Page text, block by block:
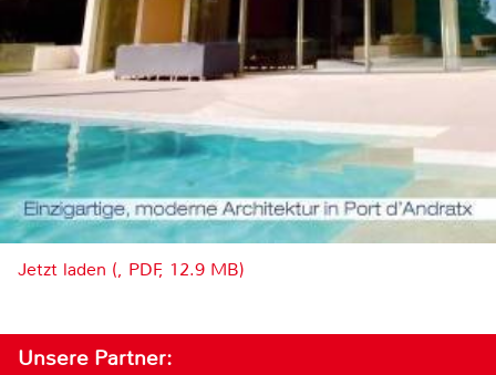
Jetzt laden (, PDF, 12.9 MB)
Unsere Partner: